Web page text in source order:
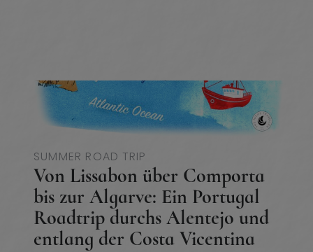
SUMMER ROAD TRIP
Von Lissabon über Comporta
bis zur Algarve: Ein Portugal
Roadtrip durchs Alentejo und
entlang der Costa Vicentina